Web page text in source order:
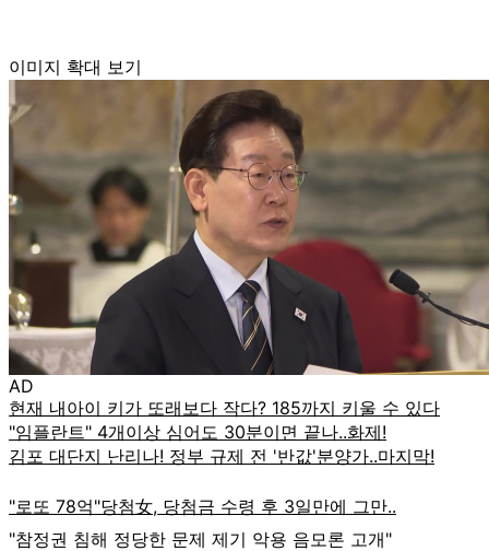
이미지 확대 보기
AD
"참정권 침해 정당한 문제 제기 악용 음모론 고개"